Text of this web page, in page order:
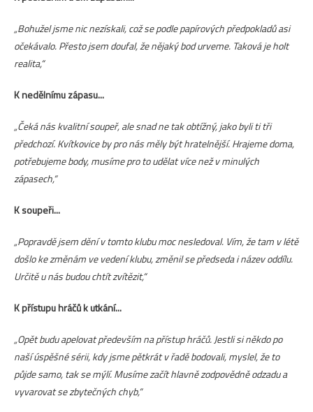
„Bohužel jsme nic nezískali, což se podle papírových předpokladů asi
očekávalo. Přesto jsem doufal, že nějaký bod urveme. Taková je holt
realita,“
K nedělnímu zápasu...
„Čeká nás kvalitní soupeř, ale snad ne tak obtížný, jako byli ti tři
předchozí. Kvítkovice by pro nás měly být hratelnější. Hrajeme doma,
potřebujeme body, musíme pro to udělat více než v minulých
zápasech,“
K soupeři...
„Popravdě jsem dění v tomto klubu moc nesledoval. Vím, že tam v létě
došlo ke změnám ve vedení klubu, změnil se předseda i název oddílu.
Určitě u nás budou chtít zvítězit,“
K přístupu hráčů k utkání...
„Opět budu apelovat především na přístup hráčů. Jestli si někdo po
naší úspěšné sérii, kdy jsme pětkrát v řadě bodovali, myslel, že to
půjde samo, tak se mýlí. Musíme začít hlavně zodpovědně odzadu a
vyvarovat se zbytečných chyb,“